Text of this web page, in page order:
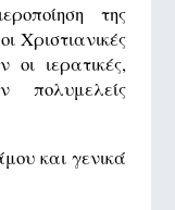
της
Χριστιανικές
οι ιερατικές,
πολυμελείς
και γενικά